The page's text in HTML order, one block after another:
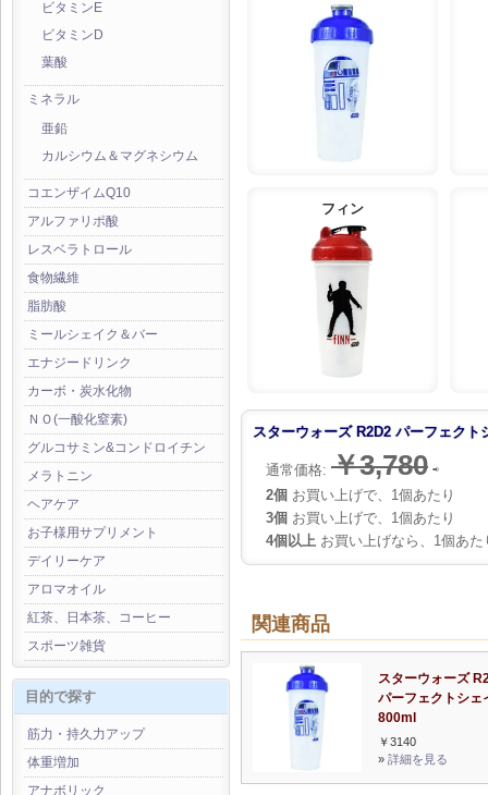
ビタミンE
ビタミンD
葉酸
ミネラル
亜鉛
カルシウム＆マグネシウム
コエンザイムQ10
アルファリポ酸
レスベラトロール
食物繊維
脂肪酸
ミールシェイク＆バー
エナジードリンク
カーボ・炭水化物
ＮＯ(一酸化窒素)
グルコサミン&コンドロイチン
メラトニン
ヘアケア
お子様用サプリメント
デイリーケア
アロマオイル
紅茶、日本茶、コーヒー
スポーツ雑貨
目的で探す
筋力・持久力アップ
体重増加
アナボリック
フィン
スターウォーズ R2D2 パーフェクト
通常価格: ￥3,780 ⇨
2個 お買い上げで、1個あたり
3個 お買い上げで、1個あたり
4個以上 お買い上げなら、1個あた
関連商品
スターウォーズ
パーフェクトシェ
800ml
￥3140
» 詳細を見る